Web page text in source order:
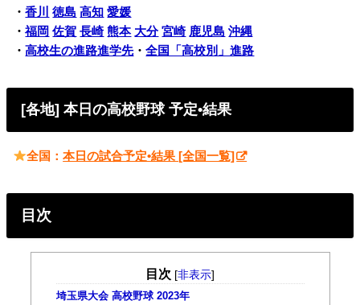
・香川 徳島 高知 愛媛
・福岡 佐賀 長崎 熊本 大分 宮崎 鹿児島 沖縄
・高校生の進路進学先・全国「高校別」進路
[各地] 本日の高校野球 予定•結果
全国：本日の試合予定•結果 [全国一覧]
目次
目次 [非表示]
埼玉県大会 高校野球 2023年